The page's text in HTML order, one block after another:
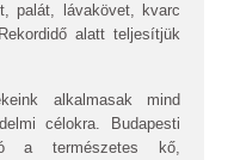
palát, lávakövet, kvarc
alatt teljesítjük
alkalmasak mind
célokra. Budapesti
a természetes kő,